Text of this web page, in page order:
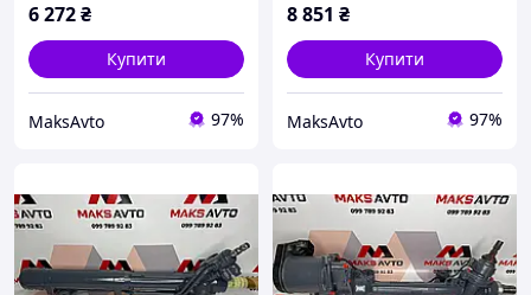
6 272₴
Купити
MaksAvto 97%
8 851 ₴
Купити
MaksAvto 97%